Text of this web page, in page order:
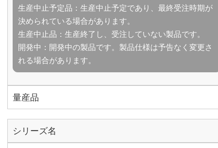
生産中止予定品：生産中止予定であり、最終受注時期が
決められている場合があります。
生産中止品：生産終了し、受注していない製品です。
開発中：開発中の製品です。製品仕様は予告なく変更さ
れる場合があります。
量産品
シリーズ名